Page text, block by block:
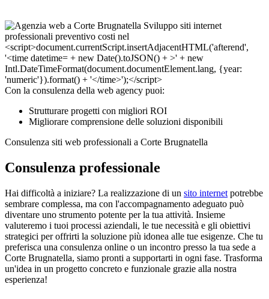
Con la consulenza della web agency puoi:
Strutturare progetti con migliori ROI
Migliorare comprensione delle soluzioni disponibili
Consulenza siti web professionali a Corte Brugnatella
Consulenza professionale
Hai difficoltà a iniziare? La realizzazione di un sito internet potrebbe
sembrare complessa, ma con l'accompagnamento adeguato può
diventare uno strumento potente per la tua attività. Insieme
valuteremo i tuoi processi aziendali, le tue necessità e gli obiettivi
strategici per offrirti la soluzione più idonea alle tue esigenze. Che tu
preferisca una consulenza online o un incontro presso la tua sede a
Corte Brugnatella, siamo pronti a supportarti in ogni fase. Trasforma
un'idea in un progetto concreto e funzionale grazie alla nostra
esperienza!